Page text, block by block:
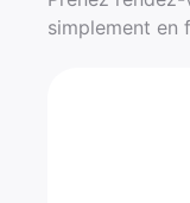
simplement en